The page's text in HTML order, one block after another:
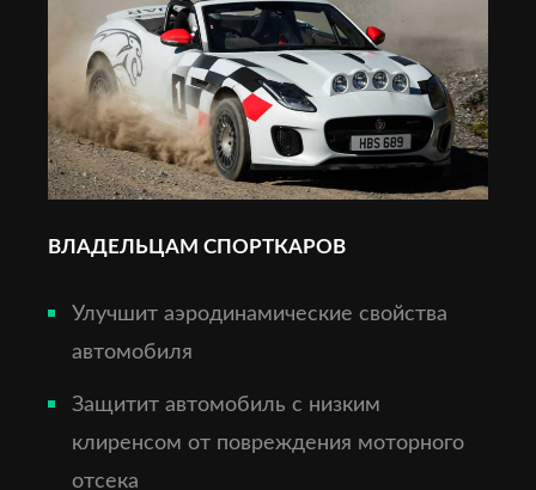
ВЛАДЕЛЬЦАМ СПОРТКАРОВ
Улучшит аэродинамические свойства
автомобиля
Защитит автомобиль с низким
клиренсом от повреждения моторного
отсека